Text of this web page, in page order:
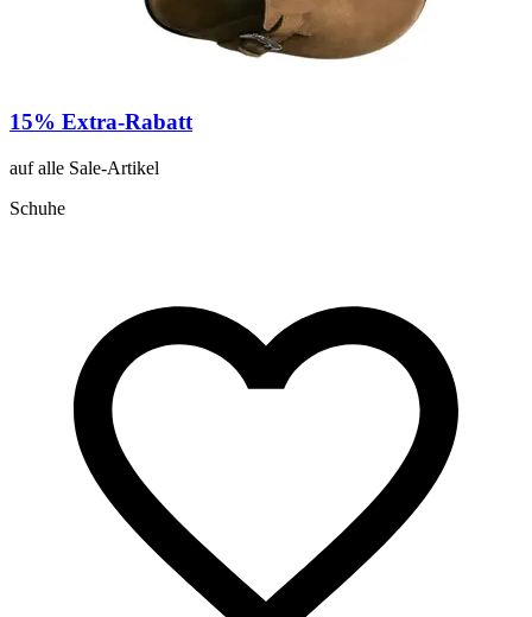
15% Extra-Rabatt
auf alle Sale-Artikel
Schuhe